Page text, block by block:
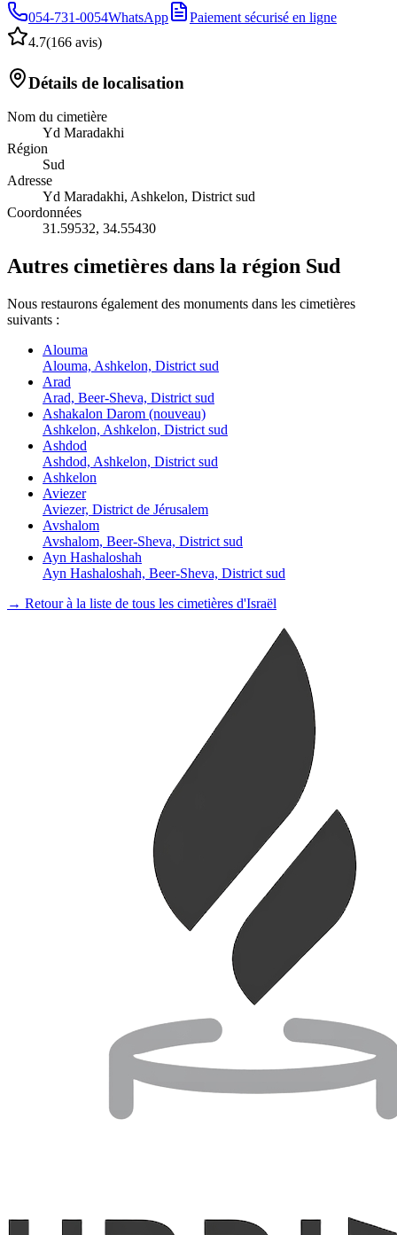
054-731-0054WhatsApp
Paiement sécurisé en ligne
4.7(166 avis)
Détails de localisation
Nom du cimetière
Yd Maradakhi
Région
Sud
Adresse
Yd Maradakhi, Ashkelon, District sud
Coordonnées
31.59532, 34.55430
Autres cimetières dans la région Sud
Nous restaurons également des monuments dans les cimetières
suivants :
Alouma
Alouma, Ashkelon, District sud
Arad
Arad, Beer-Sheva, District sud
Ashakalon Darom (nouveau)
Ashkelon, Ashkelon, District sud
Ashdod
Ashdod, Ashkelon, District sud
Ashkelon
Aviezer
Aviezer, District de Jérusalem
Avshalom
Avshalom, Beer-Sheva, District sud
Ayn Hashaloshah
Ayn Hashaloshah, Beer-Sheva, District sud
→ Retour à la liste de tous les cimetières d'Israël